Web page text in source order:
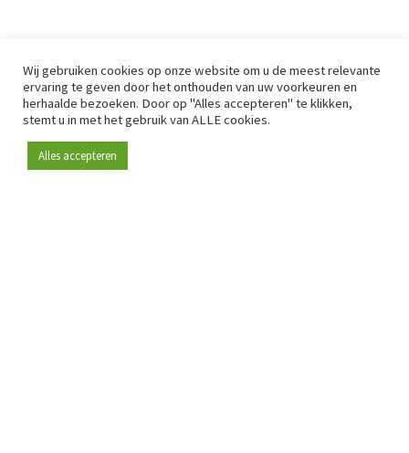
Wij gebruiken cookies op onze website om u de meest relevante
ervaring te geven door het onthouden van uw voorkeuren en
herhaalde bezoeken. Door op "Alles accepteren" te klikken,
stemt u in met het gebruik van ALLE cookies.
Alles accepteren